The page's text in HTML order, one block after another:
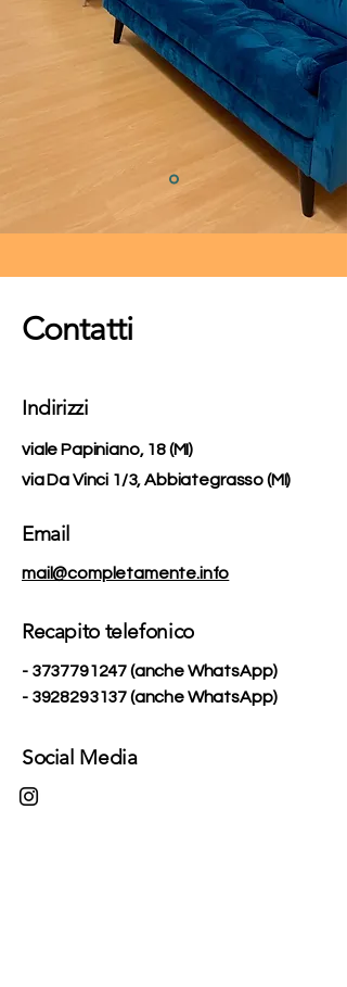
Contatti
Indirizzi
viale Papiniano, 18 (MI)
via Da Vinci 1/3, Abbiategrasso (MI)
Email
mail@completamente.info
Recapito telefonico
- 3737791247(anche WhatsApp)
- 3928293137 (anche WhatsApp)
Social Media